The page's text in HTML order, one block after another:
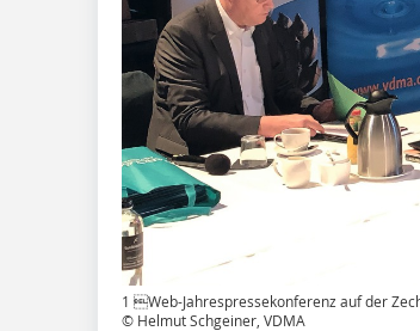
1 Web-Jahrespressekonferenz auf der
© Helmut Schgeiner, VDMA